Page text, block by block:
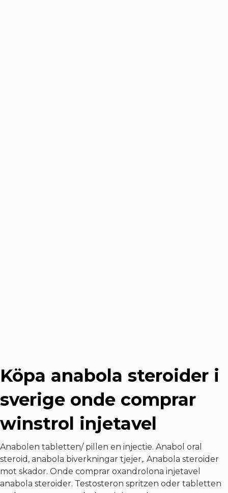
Köpa anabola steroider i
sverige onde comprar
winstrol injetavel
Anabolen tabletten/ pillen en injectie. Anabol oral
steroid, anabola biverkningar tjejer,. Anabola steroider
mot skador. Onde comprar oxandrolona injetavel
anabola steroider. Testosteron spritzen oder tabletten